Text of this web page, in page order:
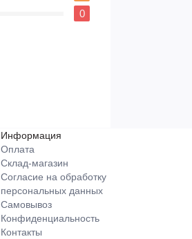
0
Информация
Оплата
Склад-магазин
Согласие на обработку
персональных данных
Самовывоз
Конфиденциальность
Контакты